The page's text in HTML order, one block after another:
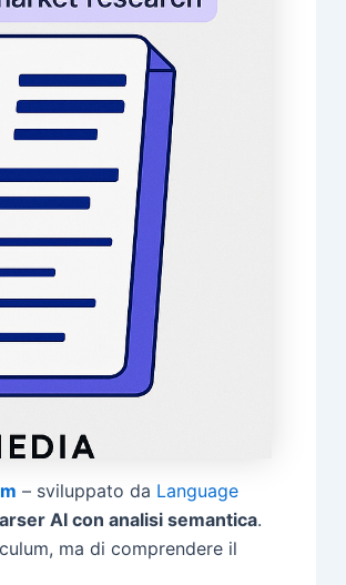
– sviluppato da Language
AI con analisi semantica.
ma di comprendere il